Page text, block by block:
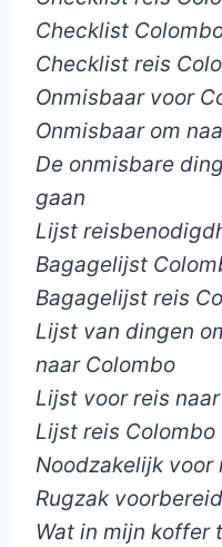
Checklist
Checklist reis
Onmisbaar voor
Onmisbaar om
De onmisbare
gaan
Lijst
Bagagelijst
Bagagelijst reis
Lijst van dingen
naar Colombo
Lijst voor reis
Lijst reis Colombo
Noodzakelijk voor
Rugzak
Wat in mijn koffer